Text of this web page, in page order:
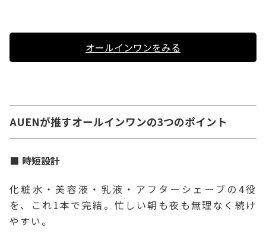
オールインワンをみる
AUENが推すオールインワンの3つのポイント
時短設計
化粧水・美容液・乳液・アフターシェーブの4役
を、これ1本で完結。忙しい朝も夜も無理なく続け
やすい。